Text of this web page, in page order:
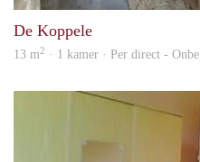
De Koppele
13 m2 · 1 kamer · Per direct -